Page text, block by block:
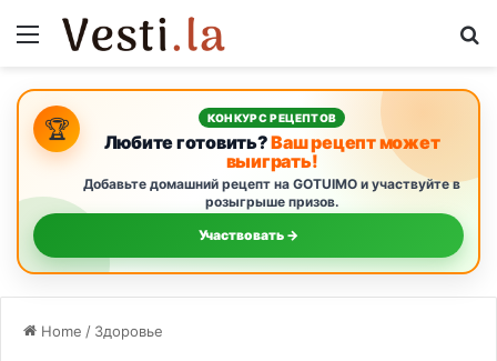
Menu
🏆 КОНКУРС РЕЦЕПТОВ
Любите готовить?Ваш рецепт может
выиграть!
Добавьте домашний рецепт на GOTUIMO и участвуйте в
розыгрыше призов.
Участвовать →
Home / Здоровье